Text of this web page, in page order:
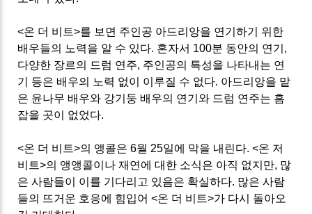
<온 더 비트>를 보면 주인공 아드리앙을 연기하기 위한
배우들의 노력을 알 수 있다. 혼자서 100분 동안의 연기,
다양한 장르의 드럼 연주, 주인공의 특성을 나타내는 연
기 등은 배우의 노력 없이 이루질 수 없다. 아드리앙을 맡
은 윤나무 배우와 강기둥 배우의 연기와 드럼 연주는 흠
잡을 곳이 없었다.
<온 더 비트>의 앵콜은 6월 25일에 막을 내린다. <온 저
비트>의 앵앵콜이나 재연에 대한 소식은 아직 없지만, 많
은 사람들이 이를 기다리고 있음은 확실하다. 많은 사람
들의 뜨거운 호응에 힘입어 <온 더 비트>가 다시 돌아오